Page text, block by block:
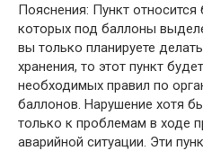
Пояснения: Пункт
которых под баллоны
вы только планируете
хранения, то этот пункт
необходимых правил по
баллонов. Нарушение хотя
только к проблемам в ходе
аварийной ситуации. Эти